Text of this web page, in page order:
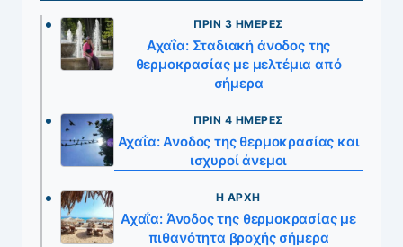
ΠΡΙΝ 3 ΗΜΈΡΕΣ
Αχαΐα: Σταδιακή άνοδος της
θερμοκρασίας με μελτέμια από
σήμερα
ΠΡΙΝ 4 ΗΜΈΡΕΣ
Αχαΐα: Ανοδος της θερμοκρασίας και
ισχυροί άνεμοι
Η ΑΡΧΉ
Αχαΐα: Άνοδος της θερμοκρασίας με
πιθανότητα βροχής σήμερα